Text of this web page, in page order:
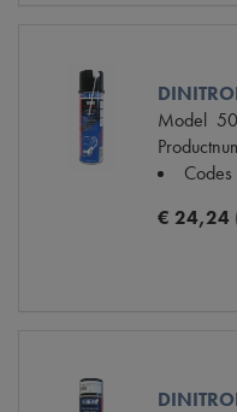
Model
Codes
€ 24,24